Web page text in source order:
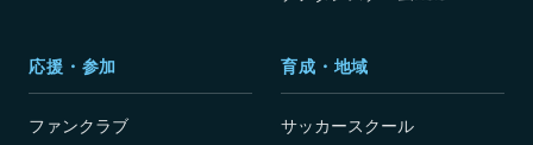
応援・参加
ファンクラブ
育成・地域
サッカースクール